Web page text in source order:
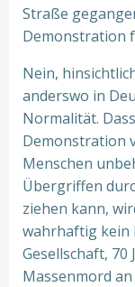
Straße
Demonstration
Nein,
anderswo in
Normalität.
Demonstration
Menschen
Übergriffen
ziehen kann,
wahrhaftig kein
Gesellschaft, 70
Massenmord